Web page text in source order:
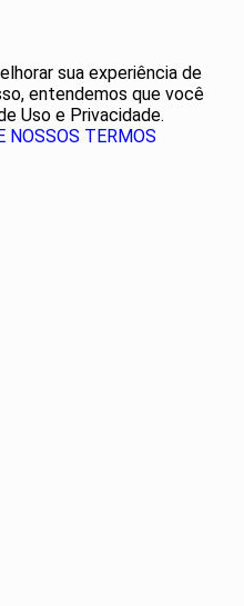
sua experiência de
entendemos que você
Uso e Privacidade.
NOSSOS TERMOS